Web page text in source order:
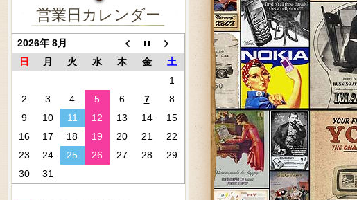
営業日カレンダー
2026年 8月
日
月 火 水 木 金
土
1
2
3 4 5 6 7
8
9
10 11 12 13 14
15
16
17 18 19 20 21
22
23
24 25 26 27 28
29
30
31